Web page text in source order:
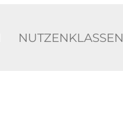
NUTZENKLASSEN